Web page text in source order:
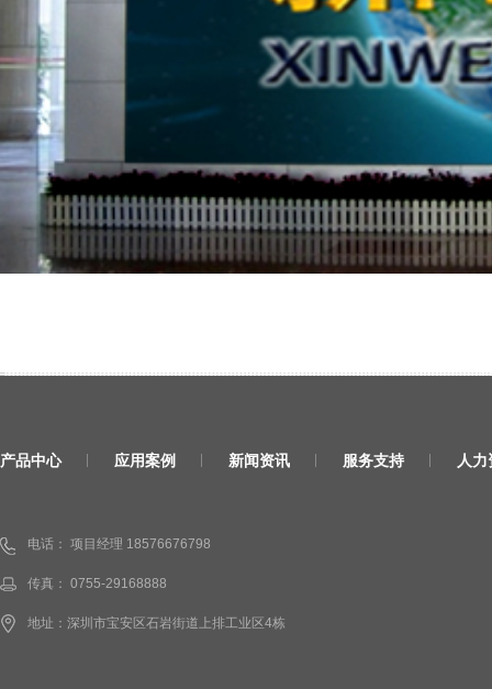
产品中心 应用案例 新闻资讯 服务支持 人
电话： 项目经理 18576676798
传真： 0755-29168888
地址：深圳市宝安区石岩街道上排工业区4栋